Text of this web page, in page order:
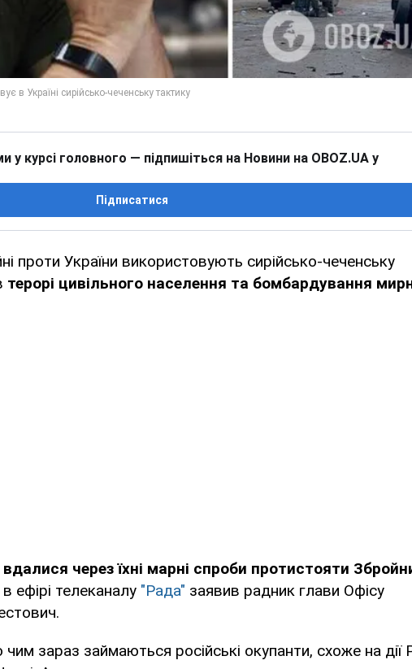
у курсі головного — підпишіться на Новини на OBOZ.UA у
Підписатися
проти України використовують сирійсько-чеченську
терорі цивільного населення та бомбардування
вдалися через їхні марні спроби протистояти
ефірі телеканалу "Рада" заявив радник глави Офісу
зараз займаються російські окупанти, схоже на дії